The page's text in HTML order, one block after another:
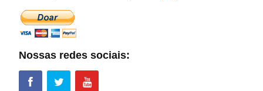
Nossas redes sociais: